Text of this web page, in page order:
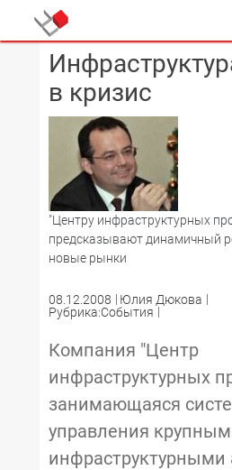
в кризис
"Центру инфраструктурных
предсказывают динамичный
новые рынки
08.12.2008
Юлия Дюкова
Рубрика:События
Компания "Центр
инфраструктурных
занимающаяся
управления
инфраструктурными